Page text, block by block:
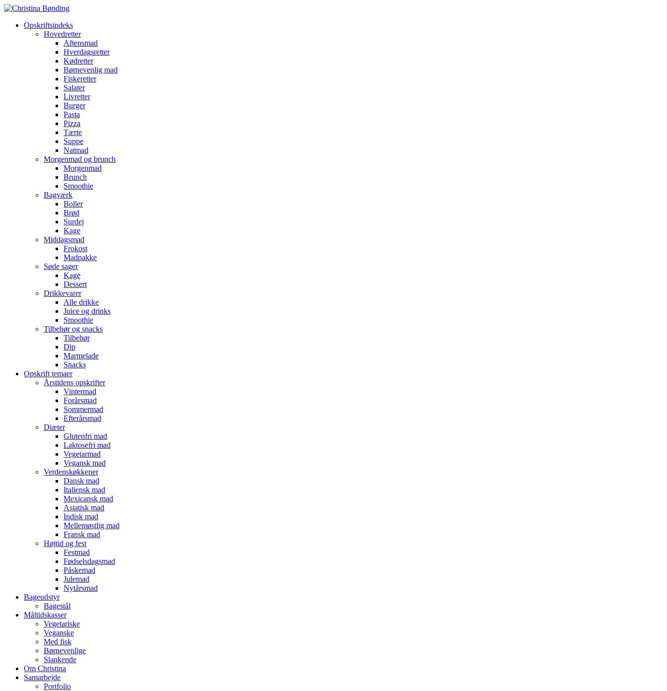
Opskriftsindeks
Hovedretter
Aftensmad
Hverdagsretter
Kødretter
Børnevenlig mad
Fiskeretter
Salater
Livretter
Burger
Pasta
Pizza
Tærte
Suppe
Natmad
Morgenmad og brunch
Morgenmad
Brunch
Smoothie
Bagværk
Boller
Brød
Surdej
Kage
Middagsmad
Frokost
Madpakke
Søde sager
Kage
Dessert
Drikkevarer
Alle drikke
Juice og drinks
Smoothie
Tilbehør og snacks
Tilbehør
Dip
Marmelade
Snacks
Opskrift temaer
Årstidens opskrifter
Vintermad
Forårsmad
Sommermad
Efterårsmad
Diæter
Glutenfri mad
Laktosefri mad
Vegetarmad
Vegansk mad
Verdenskøkkener
Dansk mad
Italiensk mad
Mexicansk mad
Asiatisk mad
Indisk mad
Mellemøstlig mad
Fransk mad
Højtid og fest
Festmad
Fødselsdagsmad
Påskemad
Julemad
Nytårsmad
Bageudstyr
Bagestål
Måltidskasser
Vegetariske
Veganske
Med fisk
Børnevenlige
Slankende
Om Christina
Samarbejde
Portfolio